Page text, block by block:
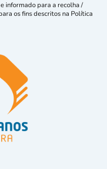
informado para a recolha /
os fins descritos na Política